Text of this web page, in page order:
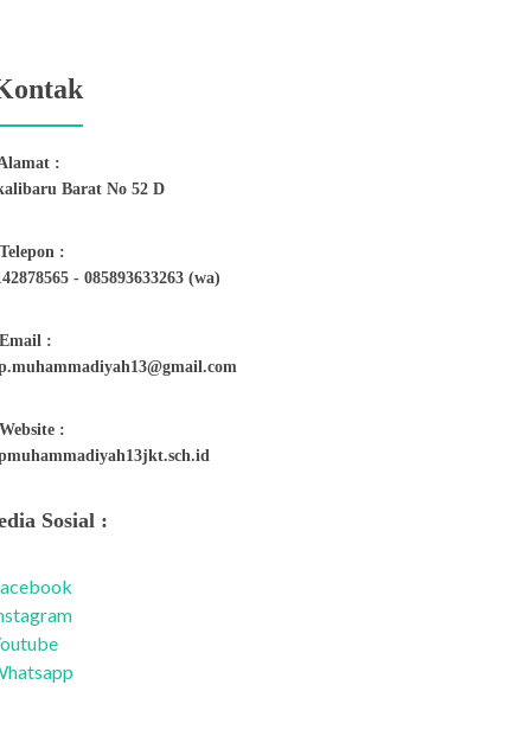
:
Barat No 52 D
Telepon :
- 085893633263 (wa)
Email :
Website :
Sosial :